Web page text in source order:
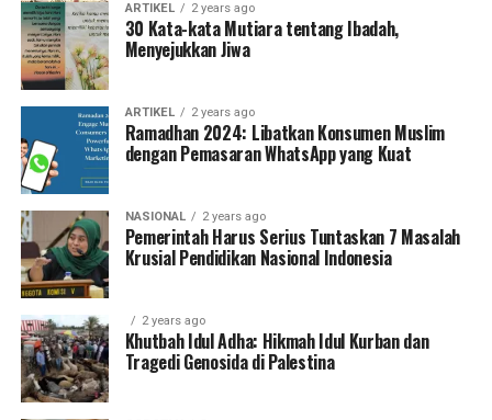
ARTIKEL 2 years ago
30 Kata-kata Mutiara tentang Ibadah,
Menyejukkan Jiwa
ARTIKEL 2 years ago
Ramadhan 2024: Libatkan Konsumen Muslim
dengan Pemasaran WhatsApp yang Kuat
NASIONAL 2 years ago
Pemerintah Harus Serius Tuntaskan 7 Masalah
Krusial Pendidikan Nasional Indonesia
2 years ago
Khutbah Idul Adha: Hikmah Idul Kurban dan
Tragedi Genosida di Palestina